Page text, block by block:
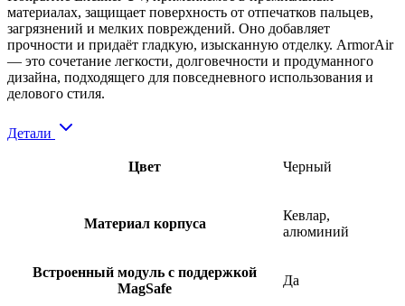
материалах, защищает поверхность от отпечатков пальцев,
загрязнений и мелких повреждений. Оно добавляет
прочности и придаёт гладкую, изысканную отделку. ArmorAir
— это сочетание легкости, долговечности и продуманного
дизайна, подходящего для повседневного использования и
делового стиля.
Детали
Цвет Черный
Материал корпуса
Кевлар,
алюминий
Встроенный модуль с поддержкой
MagSafe
Да